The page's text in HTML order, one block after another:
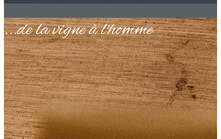
...de la vigne à l'homme